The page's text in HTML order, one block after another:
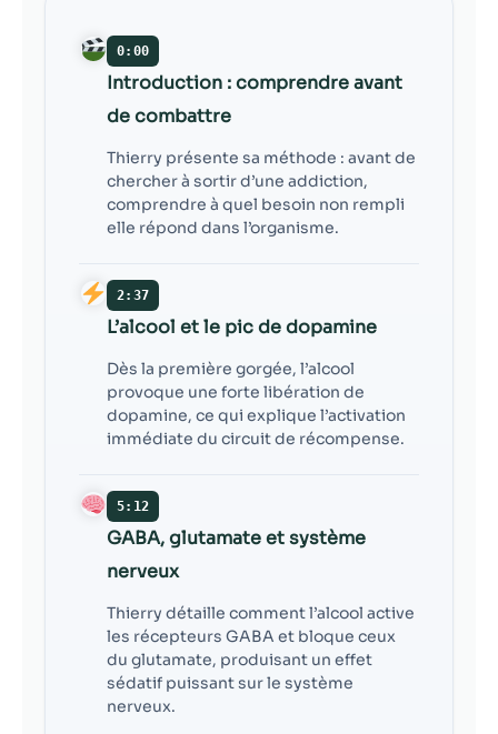
0:00
Introduction : comprendre avant
de combattre
Thierry présente sa méthode : avant de
chercher à sortir d’une addiction,
comprendre à quel besoin non rempli
elle répond dans l’organisme.
2:37
L’alcool et le pic de dopamine
Dès la première gorgée, l’alcool
provoque une forte libération de
dopamine, ce qui explique l’activation
immédiate du circuit de récompense.
5:12
GABA, glutamate et système
nerveux
Thierry détaille comment l’alcool active
les récepteurs GABA et bloque ceux
du glutamate, produisant un effet
sédatif puissant sur le système
nerveux.